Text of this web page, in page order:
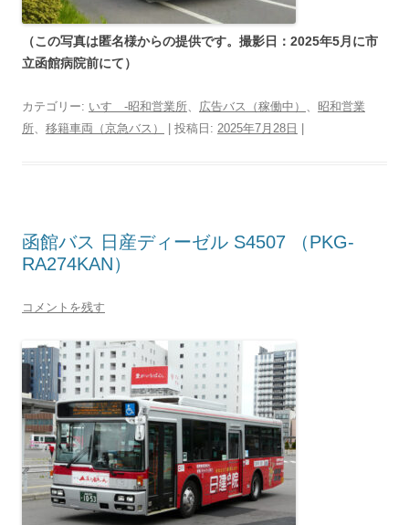
（この写真は匿名様からの提供です。撮影日：2025年5月に市
立函館病院前にて）
カテゴリー: いすゞ-昭和営業所 広告バス（稼働中）
昭和営業
所
移籍車両（京急バス） | 投稿日: 2025年7月28日
函館バス 日産ディーゼル S4507 （PKG-
RA274KAN）
コメントを残す